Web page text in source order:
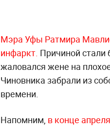
Мэра Уфы Ратмира
инфаркт. Причиной стали
жаловался жене на
Чиновника забрали из
времени.
Напомним, в конце